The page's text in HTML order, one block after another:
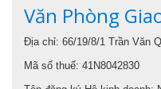
Văn Phòng
Địa chỉ: 66/19/8/1 Trần Văn
Mã số thuế: 41N8042830